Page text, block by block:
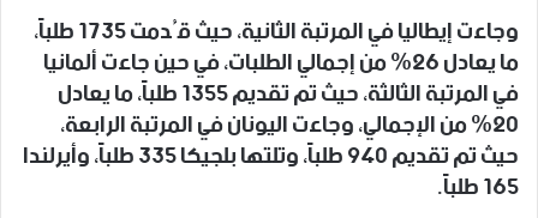
وجاءت إيطاليا في المرتبة الثانية، حيث قُدمت 1735 طلباً،
ما يعادل 26% من إجمالي الطلبات، في حين جاءت ألمانيا
في المرتبة الثالثة، حيث تم تقديم 1355 طلباً، ما يعادل
20% من الإجمالي، وجاءت اليونان في المرتبة الرابعة،
حيث تم تقديم 940 طلباً، وتلتها بلجيكا 335 طلباً، وأيرلندا
165 طلباً.